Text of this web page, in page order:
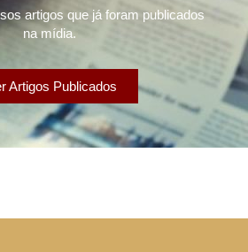
artigos que já foram publicados
na mídia.
Artigos Publicados